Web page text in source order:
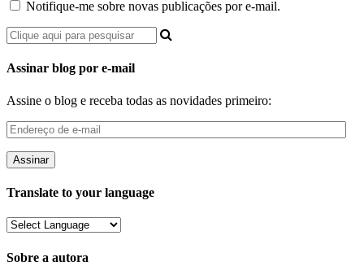
Notifique-me sobre novas publicações por e-mail.
Assinar blog por e-mail
Assine o blog e receba todas as novidades primeiro:
Endereço
de
e-
mail
Translate to your language
Sobre a autora